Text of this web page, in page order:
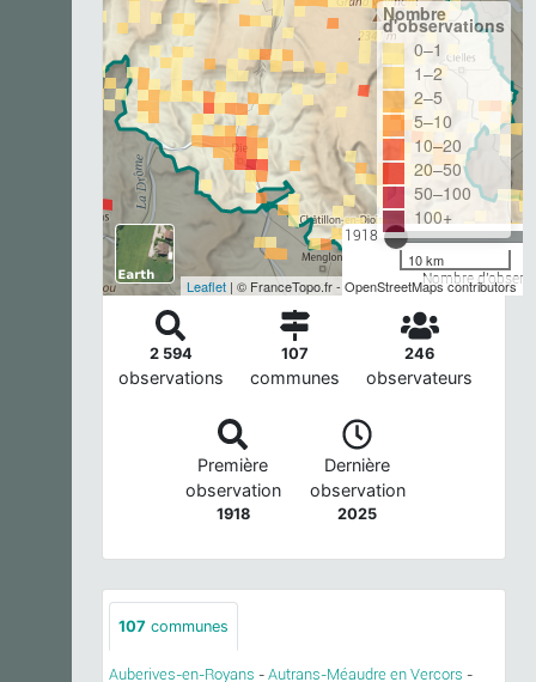
1918
Nombre
Nombre
d'observations
0–1
1–2
2–5
5–10
10–20
20–50
50–100
100+
10 km
Leaflet | © FranceTopo.fr - OpenStreetMaps contributors
2 594
observations
107
communes
246
observateurs
Première
observation
1918
Dernière
observation
2025
107 communes
Auberives-en-Royans - Autrans-Méaudre en Vercors -